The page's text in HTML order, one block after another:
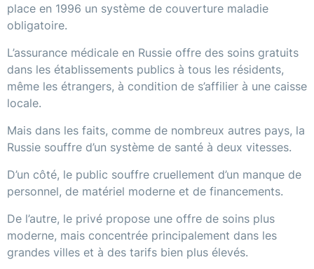
place en 1996 un système de couverture maladie
obligatoire.
L’assurance médicale en Russie offre des soins gratuits
dans les établissements publics à tous les résidents,
même les étrangers, à condition de s’affilier à une caisse
locale.
Mais dans les faits, comme de nombreux autres pays, la
Russie souffre d’un système de santé à deux vitesses.
D’un côté, le public souffre cruellement d’un manque de
personnel, de matériel moderne et de financements.
De l’autre, le privé propose une offre de soins plus
moderne, mais concentrée principalement dans les
grandes villes et à des tarifs bien plus élevés.